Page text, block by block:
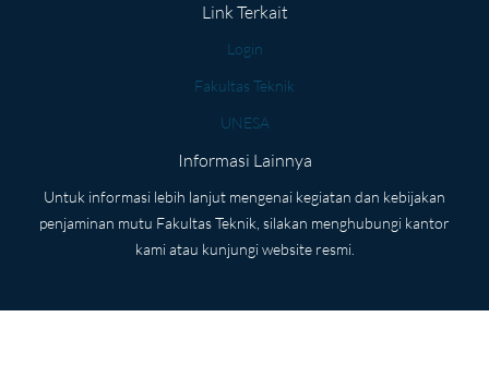
Link Terkait
Login
Fakultas Teknik
UNESA
Informasi Lainnya
Untuk informasi lebih lanjut mengenai kegiatan dan kebijakan
penjaminan mutu Fakultas Teknik, silakan menghubungi kantor
kami atau kunjungi website resmi.